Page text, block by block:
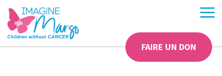
FAIRE UN DON